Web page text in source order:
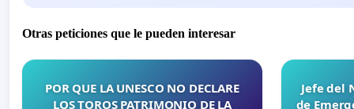
Otras peticiones que le pueden interesar
POR QUE LA UNESCO NO DECLARE
LOS TOROS PATRIMONIO DE LA
Jefe del
de